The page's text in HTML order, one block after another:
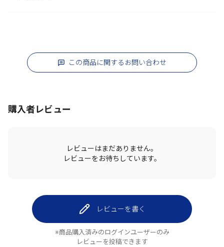
この商品に関するお問い合わせ
購入者レビュー
レビューはまだありません。
レビューをお待ちしています。
レビューを書く
※商品購入済みのログインユーザーのみ
レビューを投稿できます